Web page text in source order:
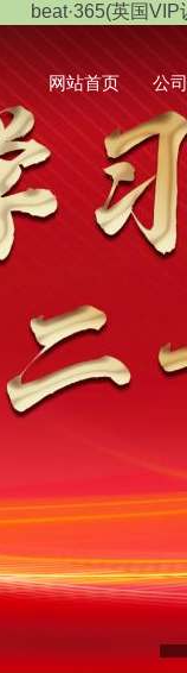
beat·365(英国
网站首页 公